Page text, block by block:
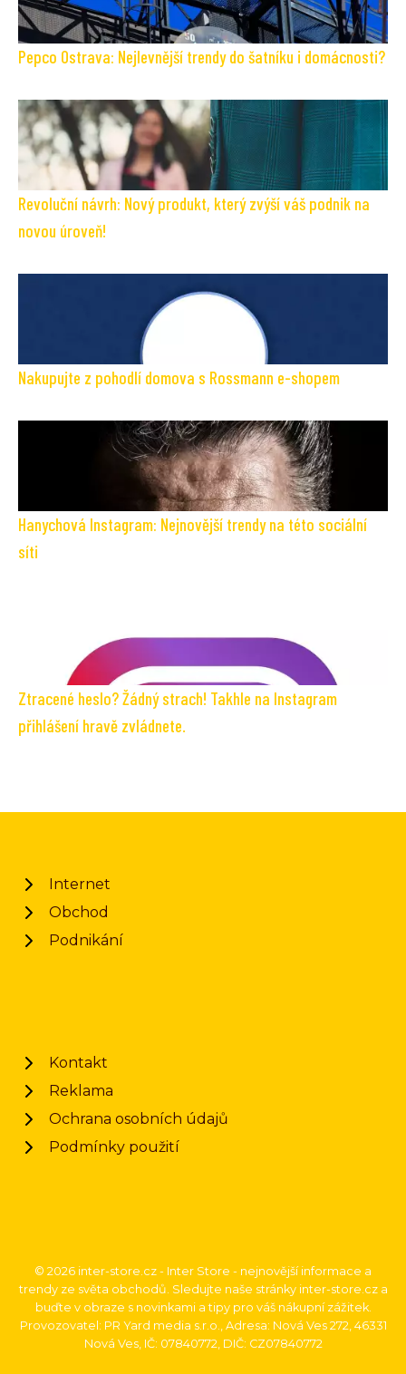
Pepco Ostrava: Nejlevnější trendy do šatníku i domácnosti?
Revoluční návrh: Nový produkt, který zvýší váš podnik na
novou úroveň!
Nakupujte z pohodlí domova s Rossmann e-shopem
Hanychová Instagram: Nejnovější trendy na této sociální
síti
Ztracené heslo? Žádný strach! Takhle na Instagram
přihlášení hravě zvládnete.
Internet
Obchod
Podnikání
Kontakt
Reklama
Ochrana osobních údajů
Podmínky použití
© 2026 inter-store.cz - Inter Store - nejnovější informace a
trendy ze světa obchodů. Sledujte naše stránky inter-store.cz a
buďte v obraze s novinkami a tipy pro váš nákupní zážitek.
Provozovatel: PR Yard media s.r.o., Adresa: Nová Ves 272, 46331
Nová Ves, IČ: 07840772, DIČ: CZ07840772